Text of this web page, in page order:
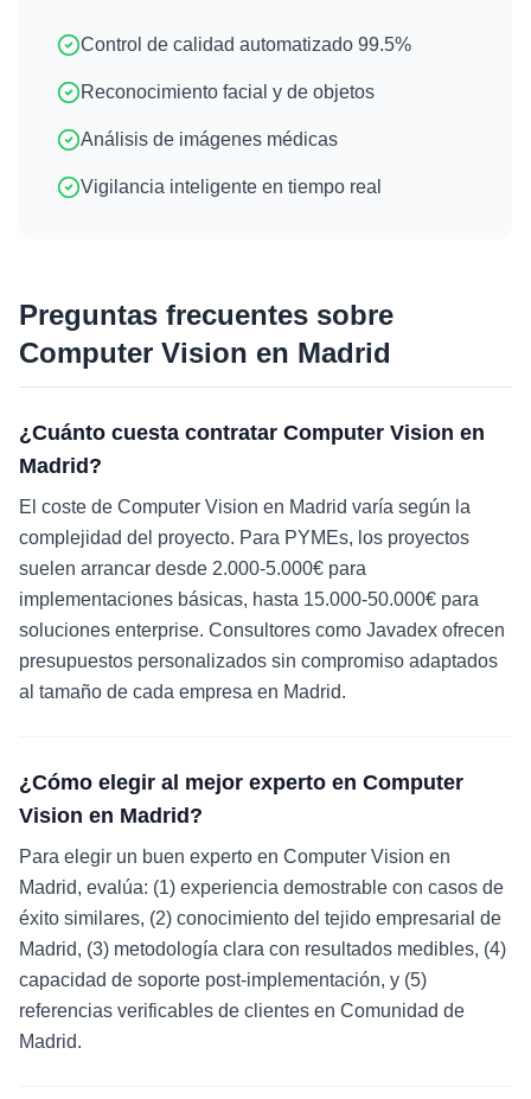
Control de calidad automatizado 99.5%
Reconocimiento facial y de objetos
Análisis de imágenes médicas
Vigilancia inteligente en tiempo real
Preguntas frecuentes sobre
Computer Vision en Madrid
¿Cuánto cuesta contratar Computer Vision en
Madrid?
El coste de Computer Vision en Madrid varía según la
complejidad del proyecto. Para PYMEs, los proyectos
suelen arrancar desde 2.000-5.000€ para
implementaciones básicas, hasta 15.000-50.000€ para
soluciones enterprise. Consultores como Javadex ofrecen
presupuestos personalizados sin compromiso adaptados
al tamaño de cada empresa en Madrid.
¿Cómo elegir al mejor experto en Computer
Vision en Madrid?
Para elegir un buen experto en Computer Vision en
Madrid, evalúa: (1) experiencia demostrable con casos de
éxito similares, (2) conocimiento del tejido empresarial de
Madrid, (3) metodología clara con resultados medibles, (4)
capacidad de soporte post-implementación, y (5)
referencias verificables de clientes en Comunidad de
Madrid.